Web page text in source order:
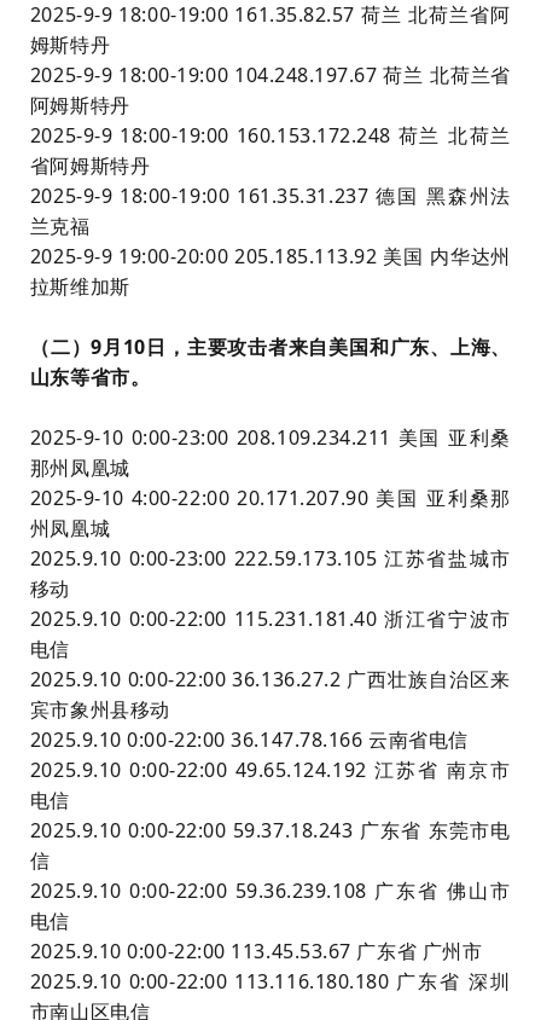
2025-9-9 18:00-19:00 161.35.82.57 荷兰 北荷兰省阿
姆斯特丹
2025-9-9 18:00-19:00 104.248.197.67 荷兰 北荷兰省
阿姆斯特丹
2025-9-9 18:00-19:00 160.153.172.248 荷兰 北荷兰
省阿姆斯特丹
2025-9-9 18:00-19:00 161.35.31.237 德国 黑森州法
兰克福
2025-9-9 19:00-20:00 205.185.113.92 美国 内华达州
拉斯维加斯
（二）9月10日，主要攻击者来自美国和广东、上海、
山东等省市。
2025-9-10 0:00-23:00 208.109.234.211 美国 亚利桑
那州凤凰城
2025-9-10 4:00-22:00 20.171.207.90 美国 亚利桑那
州凤凰城
2025.9.10 0:00-23:00 222.59.173.105 江苏省盐城市
移动
2025.9.10 0:00-22:00 115.231.181.40 浙江省宁波市
电信
2025.9.10 0:00-22:00 36.136.27.2 广西壮族自治区来
宾市象州县移动
2025.9.10 0:00-22:00 36.147.78.166 云南省电信
2025.9.10 0:00-22:00 49.65.124.192 江苏省 南京市
电信
2025.9.10 0:00-22:00 59.37.18.243 广东省 东莞市电
信
2025.9.10 0:00-22:00 59.36.239.108 广东省 佛山市
电信
2025.9.10 0:00-22:00 113.45.53.67 广东省 广州市
2025.9.10 0:00-22:00 113.116.180.180 广东省 深圳
市南山区电信